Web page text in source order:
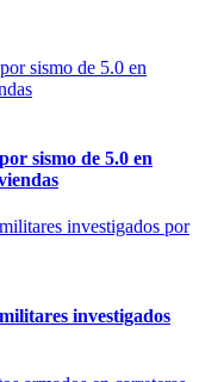
sismo de 5.0 en
investigados